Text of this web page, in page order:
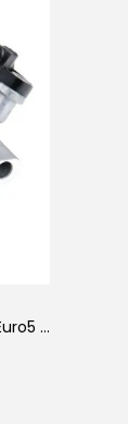
1,6-1,5 TDCİ Fren Vakum Pompası Euro5 2013-2018 | ORİJİNAL